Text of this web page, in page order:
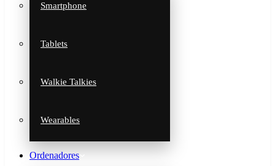
Smartphone
Tablets
Walkie Talkies
Wearables
Ordenadores